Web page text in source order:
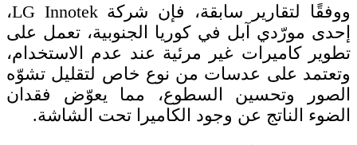
ووفقًا لتقارير سابقة، فإن شركة LG Innotek،
إحدى مورّدي آبل في كوريا الجنوبية، تعمل على
تطوير كاميرات غير مرئية عند عدم الاستخدام،
وتعتمد على عدسات من نوع خاص لتقليل تشوّه
الصور وتحسين السطوع، مما يعوّض فقدان
الضوء الناتج عن وجود الكاميرا تحت الشاشة.